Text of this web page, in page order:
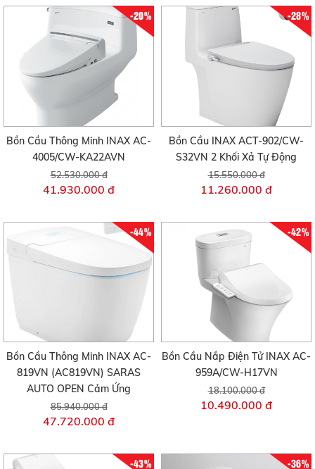
-20%
Bồn Cầu Thông Minh INAX AC-
4005/CW-KA22AVN
52.530.000 đ
41.930.000 đ
-28%
Bồn Cầu INAX ACT-902/CW-
S32VN 2 Khối Xả Tự Động
15.550.000 đ
11.260.000 đ
-44%
Bồn Cầu Thông Minh INAX AC-
819VN (AC819VN) SARAS
AUTO OPEN Cảm Ứng
85.940.000 đ
47.720.000 đ
-42%
Bồn Cầu Nắp Điện Tử INAX AC-
959A/CW-H17VN
18.100.000 đ
10.490.000 đ
-43% -36%